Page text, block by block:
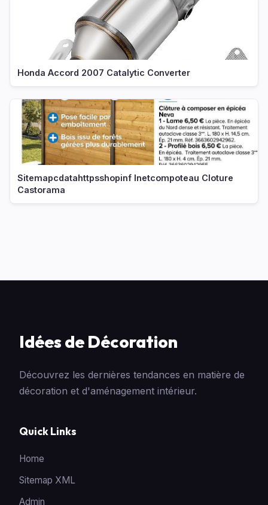
Honda Accord 2007 Catalytic Converter
Sitemapcdatahttpsshopinf Inetcompoteau Cloture
Castorama
Idées de Décoration
Découvrez les dernières tendances en matière de
décoration et d'aménagement intérieur.
Quick Links
Home
Sitemap XML
Admin